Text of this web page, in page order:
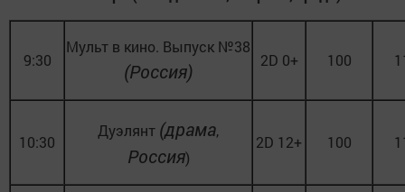
9:30
Мульт в кино. Выпуск №38
(Россия) 2D 0+ 100
10:30
Дуэлянт (драма,
Россия)
2D 12+ 100